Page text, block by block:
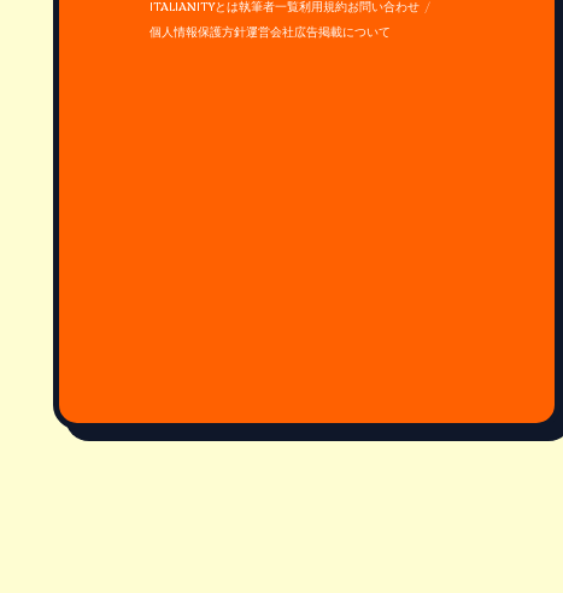
ITALIANITYとは執筆者一覧利用規約お問い合わせ
個人情報保護方針運営会社広告掲載について